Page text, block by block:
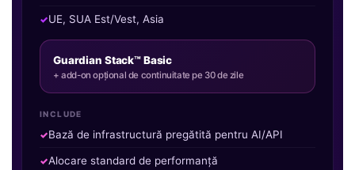
UE, SUA Est/Vest, Asia
Guardian Stack™ Basic
+ add-on opțional de continuitate pe 30 de zile
INCLUDE
Bază de infrastructură pregătită pentru AI/API
Alocare standard de performanță